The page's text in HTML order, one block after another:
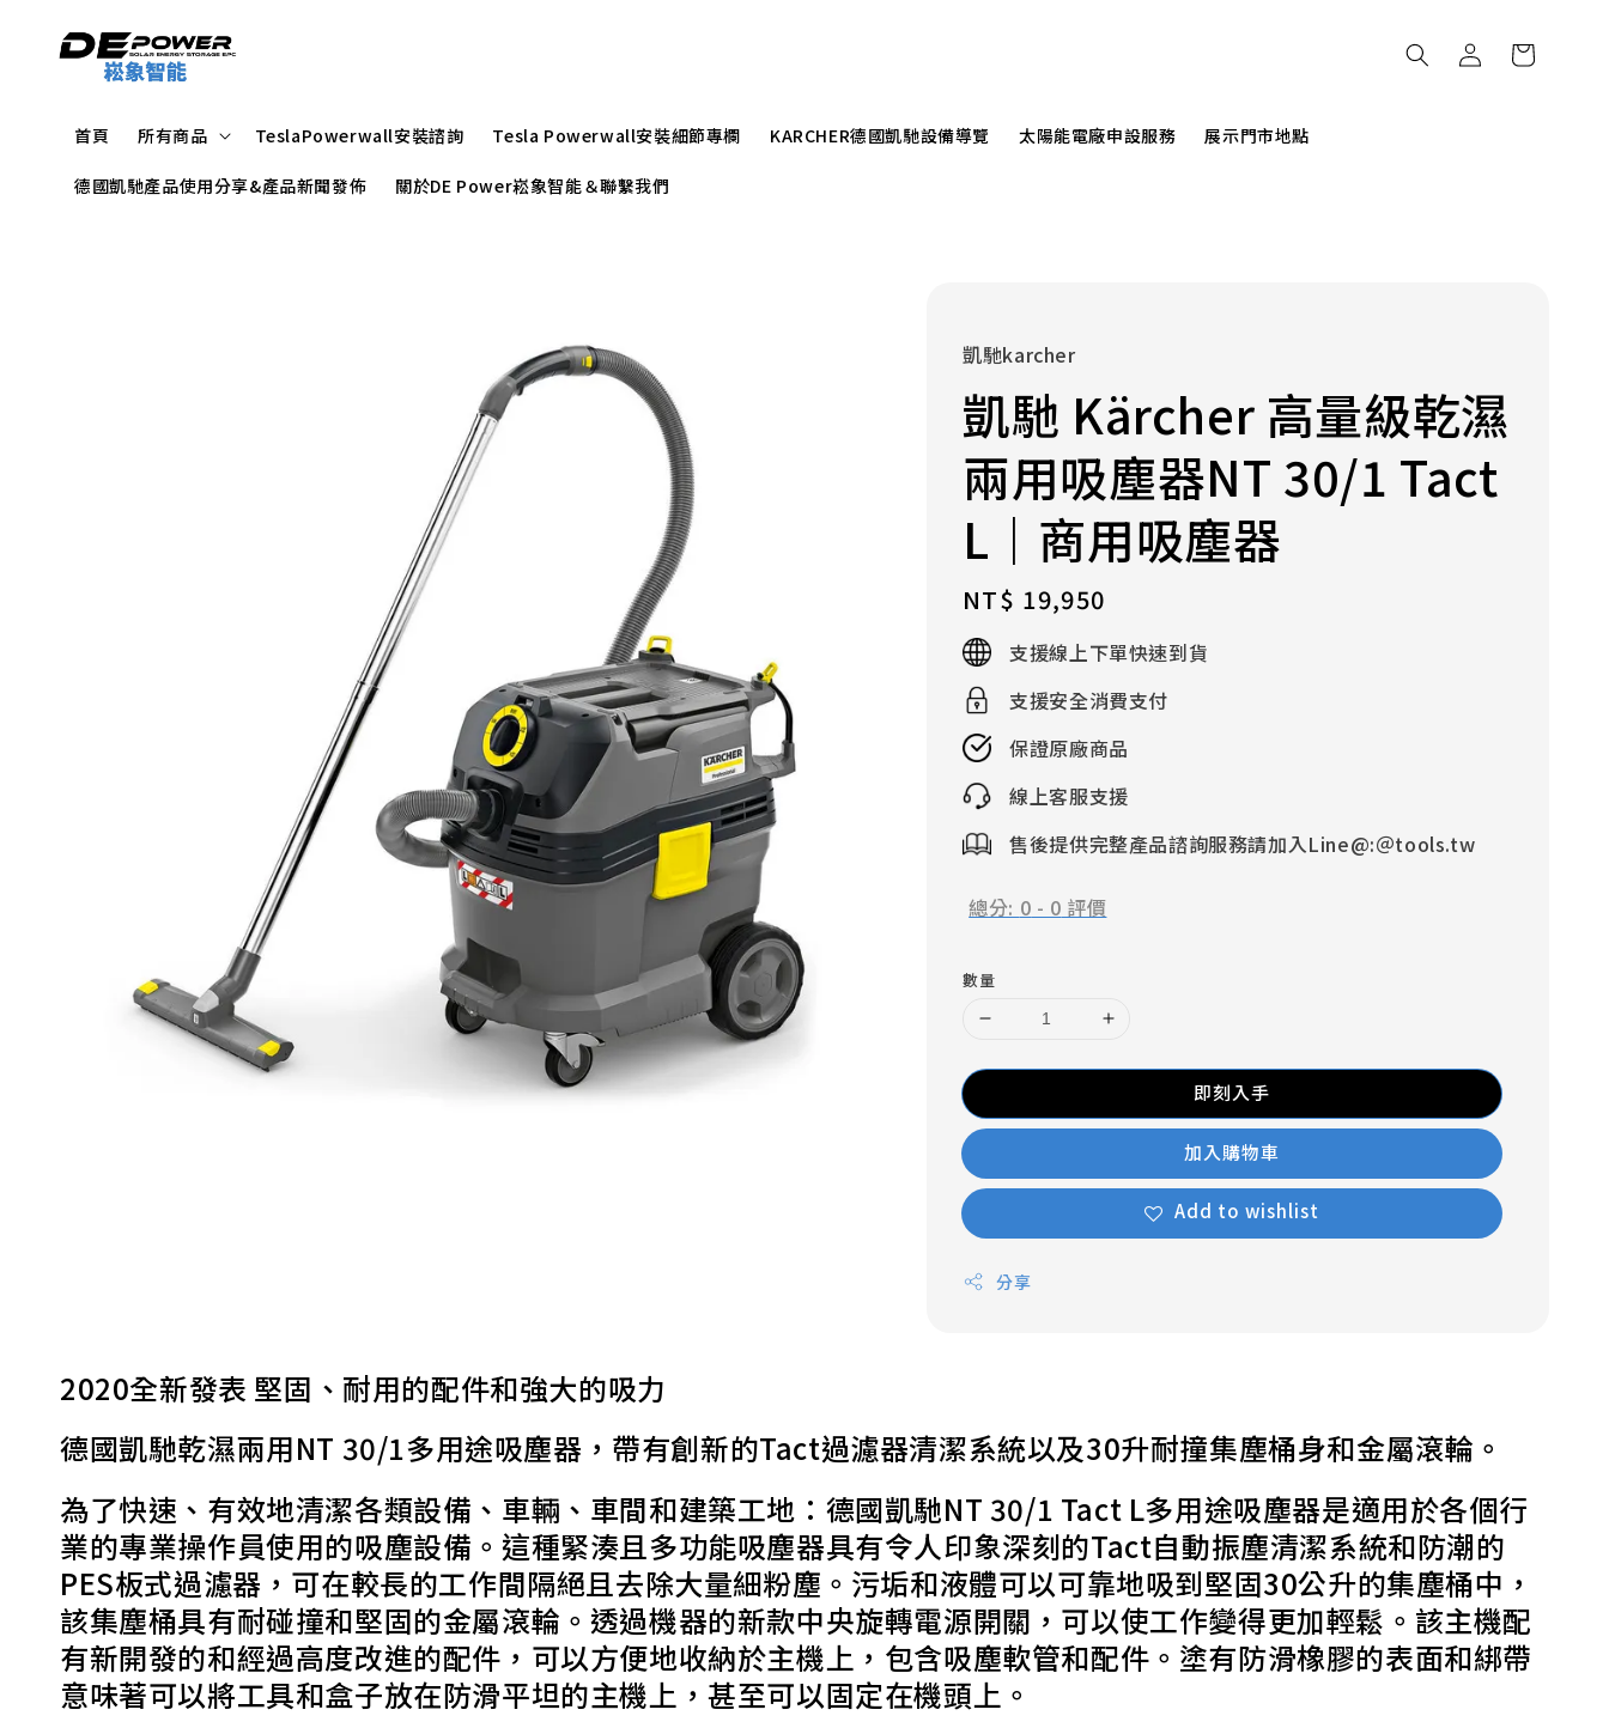
首頁 所有商品 TeslaPowerwall安裝諮詢 Tesla Powerwall安裝細節專欄 KARCHER德國凱馳設備導覽 太陽能電廠申設服務 展示門市地點
德國凱馳產品使用分享&產品新聞發佈 關於DE Power崧象智能＆聯繫我們
凱馳karcher
凱馳 Kärcher 高量級乾濕
兩用吸塵器NT 30/1 Tact
L｜商用吸塵器
Regular
price
NT$ 19,950
支援線上下單快速到貨
支援安全消費支付
保證原廠商品
線上客服支援
售後提供完整產品諮詢服務請加入Line@:＠tools.tw
總分: 0 - 0 評價
數量
即刻入手
加入購物車
Add to wishlist
分享
2020全新發表 堅固、耐用的配件和強大的吸力
德國凱馳乾濕兩用NT 30/1多用途吸塵器，帶有創新的Tact過濾器清潔系統以及30升耐撞集塵桶身和金屬滾輪。
為了快速、有效地清潔各類設備、車輛、車間和建築工地：德國凱馳NT 30/1 Tact L多用途吸塵器是適用於各個行
業的專業操作員使用的吸塵設備。這種緊湊且多功能吸塵器具有令人印象深刻的Tact自動振塵清潔系統和防潮的
PES板式過濾器，可在較長的工作間隔絕且去除大量細粉塵。污垢和液體可以可靠地吸到堅固30公升的集塵桶中，
該集塵桶具有耐碰撞和堅固的金屬滾輪。透過機器的新款中央旋轉電源開關，可以使工作變得更加輕鬆。該主機配
有新開發的和經過高度改進的配件，可以方便地收納於主機上，包含吸塵軟管和配件。塗有防滑橡膠的表面和綁帶
意味著可以將工具和盒子放在防滑平坦的主機上，甚至可以固定在機頭上。